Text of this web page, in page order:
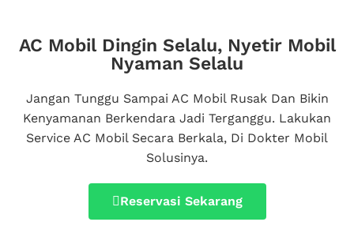
AC Mobil Dingin Selalu, Nyetir Mobil
Nyaman Selalu
Jangan Tunggu Sampai AC Mobil Rusak Dan Bikin
Kenyamanan Berkendara Jadi Terganggu. Lakukan
Service AC Mobil Secara Berkala, Di Dokter Mobil
Solusinya.
Reservasi Sekarang